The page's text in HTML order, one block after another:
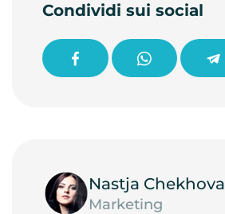
Condividi sui social
Nastja Chekhova
Marketing